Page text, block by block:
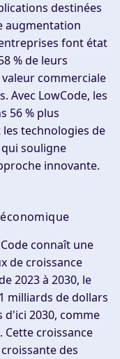
destinées
augmentation
font état
% de leurs
commerciale
Avec LowCode, les
56 % plus
technologies de
souligne
innovante.
connaît une
de croissance
2023 à 2030, le
milliards de dollars
d'ici 2030, comme
Cette croissance
des